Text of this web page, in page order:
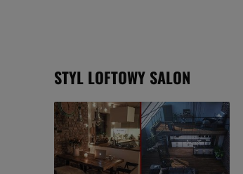
STYL LOFTOWY SALON